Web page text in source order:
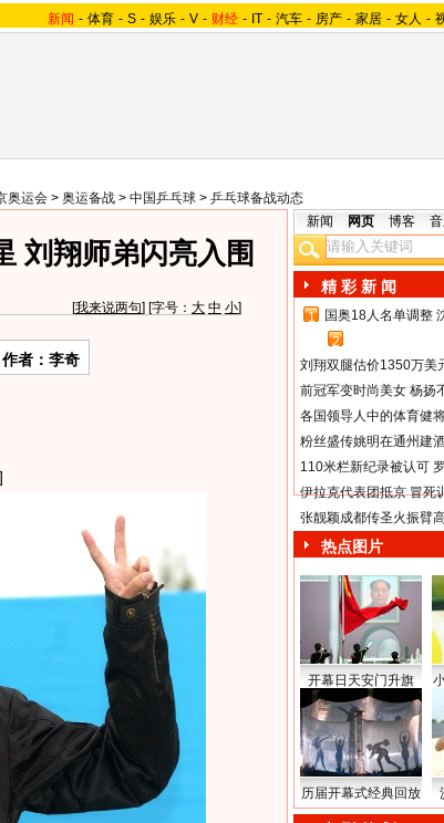
新闻 - 体育 - S - 娱乐 - V - 财经 - IT - 汽车 - 房产 - 家居 - 女人 -
奥运会 > 奥运备战 > 中国乒乓球 > 乒乓球备战动态
刘翔师弟闪亮入围
[我来说两句] [字号： 大 中 小]
者：李奇
新闻 网页 博客
精 彩 新 闻
1
国奥18人名单调整
2
刘翔双腿估价1350万美
前冠军变时尚美女 杨扬
各国领导人中的体育健
粉丝盛传姚明在通州建
110米栏新纪录被认可
伊拉克代表团抵京 冒死
张靓颖成都传圣火振臂
热点图片
开幕日天安门升旗
历届开幕式经典回放